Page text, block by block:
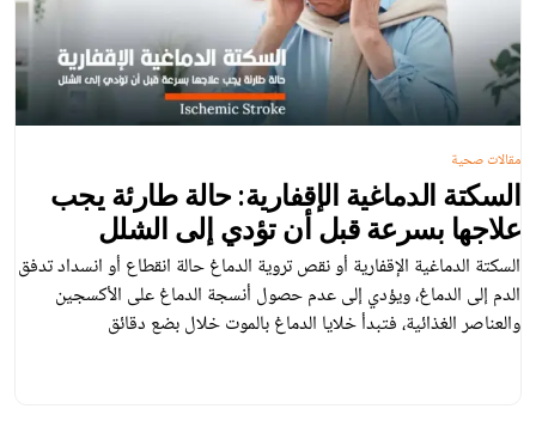
السكتة الدماغية الإقفارية: حالة طارئة يجب
علاجها بسرعة قبل أن تؤدي إلى الشلل
السكتة الدماغية الإقفارية أو نقص تروية الدماغ حالة انقطاع أو انسداد تدفق
الدم إلى الدماغ، ويؤدي إلى عدم حصول أنسجة الدماغ على الأكسجين
والعناصر الغذائية، فتبدأ خلايا الدماغ بالموت خلال بضع دقائق
مقالات صحية